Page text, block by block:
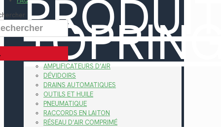
AMPLIFICATEURS D’AIR
DÉVIDOIRS
DRAINS AUTOMATIQUES
OUTILS ET HUILE
PNEUMATIQUE
RACCORDS EN LAITON
RÉSEAU D’AIR COMPRIMÉ